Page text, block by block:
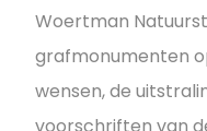
Woertman
grafmonumenten
wensen, de